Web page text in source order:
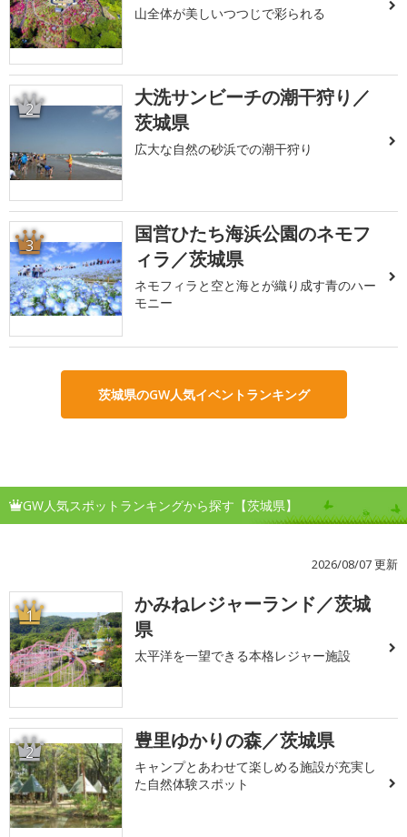
山全体が美しいつつじで彩られる
2
大洗サンビーチの潮干狩り／
茨城県
広大な自然の砂浜での潮干狩り
3
国営ひたち海浜公園のネモフ
ィラ／茨城県
ネモフィラと空と海とが織り成す青のハー
モニー
茨城県のGW人気イベントランキング
GW人気スポットランキングから探す【茨城県】
2026/08/07 更新
1
かみねレジャーランド／茨城
県
太平洋を一望できる本格レジャー施設
2 豊里ゆかりの森／茨城県
キャンプとあわせて楽しめる施設が充実し
た自然体験スポット